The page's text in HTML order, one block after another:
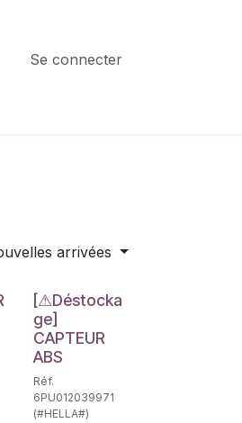
Se connecter
arrivées
Déstockage
[⚠Déstocka
ge]
CAPTEUR
ABS
Réf.
6PU012039971
(#HELLA#)